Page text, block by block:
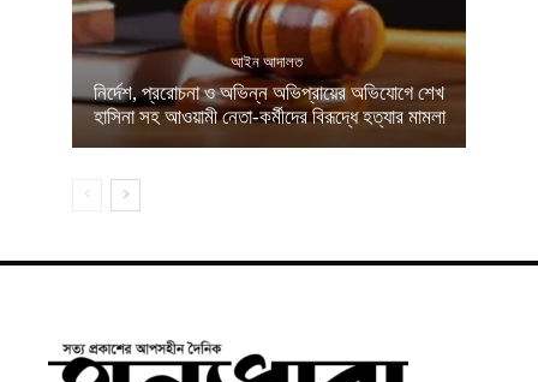
আইন আদালত
নির্দেশ, প্ররোচনা ও অভিন্ন অভিপ্রায়ের অভিযোগে শেখ
হাসিনা সহ আওয়ামী নেতা-কর্মীদের বিরূদ্ধে হত্যার মামলা